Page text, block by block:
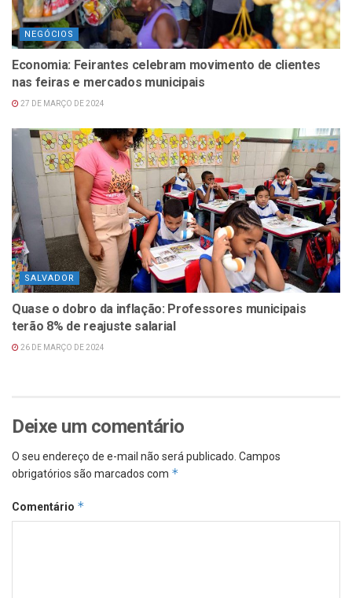
NEGÓCIOS
Economia: Feirantes celebram movimento de clientes
nas feiras e mercados municipais
27 DE MARÇO DE 2024
SALVADOR
Quase o dobro da inflação: Professores municipais
terão 8% de reajuste salarial
26 DE MARÇO DE 2024
Deixe um comentário
O seu endereço de e-mail não será publicado. Campos
obrigatórios são marcados com *
Comentário *